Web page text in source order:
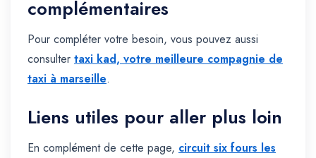
complémentaires
Pour compléter votre besoin, vous pouvez aussi
consulter taxi kad, votre meilleure compagnie de
taxi à marseille.
Liens utiles pour aller plus loin
En complément de cette page, circuit six fours les